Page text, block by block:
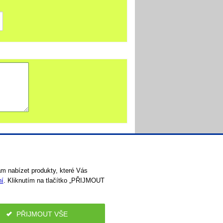
nabízet produkty, které Vás
. Kliknutím na tlačítko „PŘIJMOUT
PŘIJMOUT VŠE